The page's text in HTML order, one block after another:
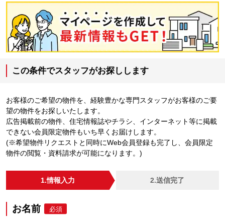
この条件でスタッフがお探しします
お客様のご希望の物件を、経験豊かな専門スタッフがお客様のご要
望の物件をお探しいたします。
広告掲載前の物件、住宅情報誌やチラシ、インターネット等に掲載
できない会員限定物件もいち早くお届けします。
(※希望物件リクエストと同時にWeb会員登録も完了し、会員限定
物件の閲覧・資料請求が可能になります。)
1.情報入力 2.送信完了
お名前 必須